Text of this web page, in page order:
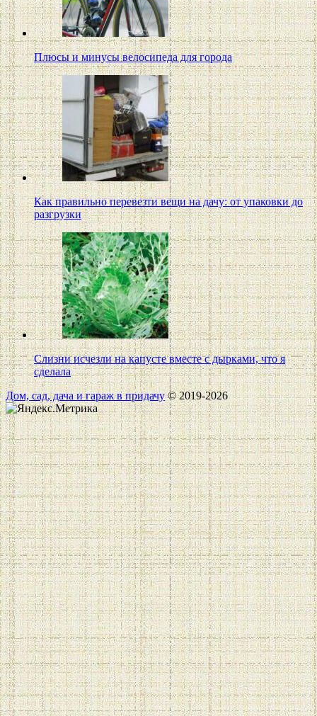
Плюсы и минусы велосипеда для города
Как правильно перевезти вещи на дачу: от упаковки до
разгрузки
Слизни исчезли на капусте вместе с дырками, что я
сделала
Дом, сад, дача и гараж в придачу© 2019-2026